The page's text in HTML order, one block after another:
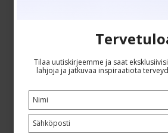
Actimove Sports Edition
Actimove
75742-00033
Tilaa uutiskirjeemme ja saat
lahjoja ja jatkuvaa inspiraatiota